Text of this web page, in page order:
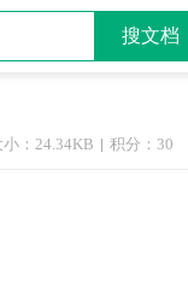
搜文档
小：24.34KB 积分：30